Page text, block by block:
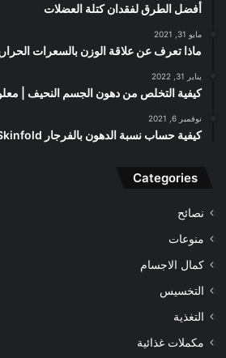
أفضل الطرق لفقدان كتلة العضلات
مايو 31, 2021
ماذا تعرف عن علاقة الوزن بالسعرات
يناير 31, 2022
كيفية التخلص من دهون الجسم النحيف |
نوفمبر 6, 2021
كيفية حساب نسبة الدهون بالفرجار Skinfold
Categories
نصائح
منوعات
كمال الاجسام
التخسيس
التغذية
مكملات غذائية